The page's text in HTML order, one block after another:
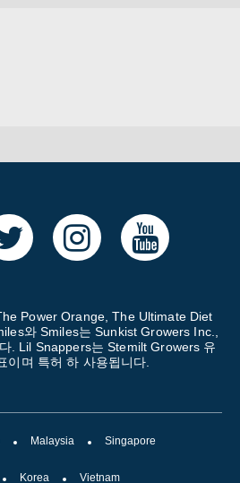
Power Orange, The Ultimate Diet
와 Smiles는 Sunkist Growers Inc.,
. Lil Snappers는 Stemilt Growers 유
이며 특허 하 사용됩니다.
Malaysia Singapore
Korea Vietnam